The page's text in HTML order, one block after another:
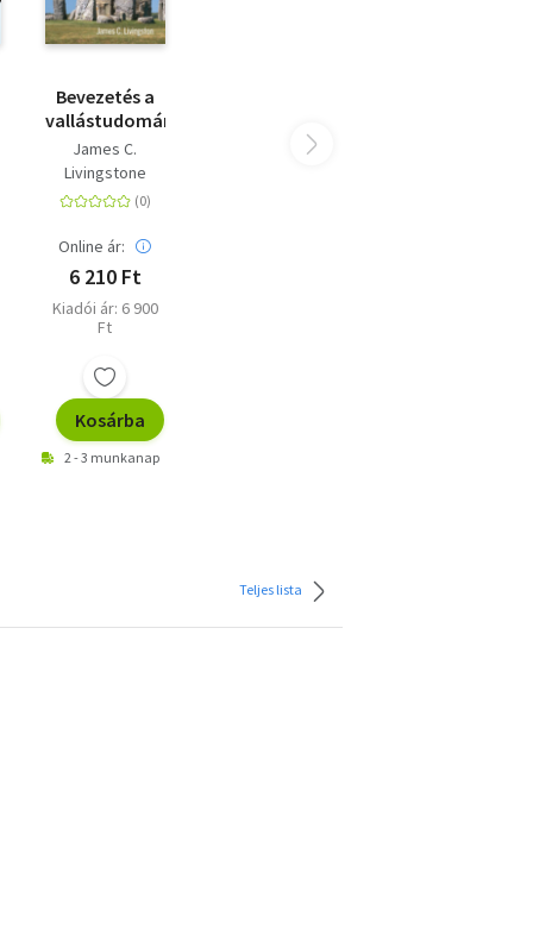
Bevezetés a
vallástudományba
James C.
Livingstone
Online ár:
6 210 Ft
Kiadói ár: 6 900
Ft
Kosárba
2 - 3 munkanap
Teljes lista